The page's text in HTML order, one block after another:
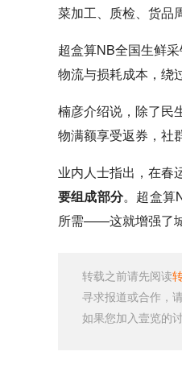
菜加工、质检、货品
超盒算NB全国生鲜
物流与损耗成本，绕
楠彦介绍说，除了民
物满额享受返券，社
业内人士指出，在春
要组成部分。超盒算
所需——这就增强了城
转载之前请先阅读
寻求报道或合作，
如果您加入壹览的